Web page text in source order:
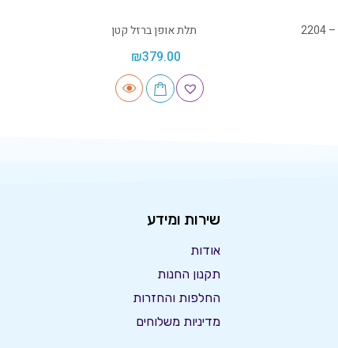
תלת אופן ברזל קטן
₪379.00
שירות ומידע
אודות
תקנון החנות
החלפות והחזרות
מדיניות משלוחים